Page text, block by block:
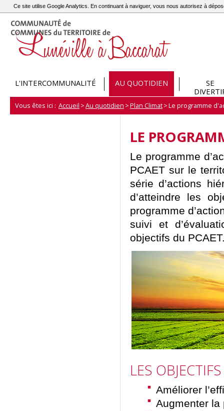
Ce site utilise Google Analytics. En continuant à naviguer, vous nous autorisez à
Vous êtes ici : Accueil >Au quotidien >Plan Climat>Le programme
L'INTERCOMMUNALITÉ AU QUOTIDIEN
SE
LE
Le programme
PCAET sur le
série d’actions
d’atteindre les
programme
suivi et
objectifs du
LES
Améliorer
Augmenter la